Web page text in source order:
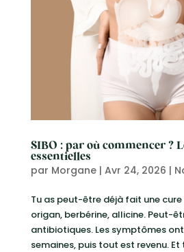
SIBO : par où commencer ?
essentielles
par Morgane| Avr 24, 2026 |
Tu as peut-être déjà fait une
origan, berbérine, allicine. Peut-
antibiotiques. Les symptômes
semaines, puis tout est revenu.